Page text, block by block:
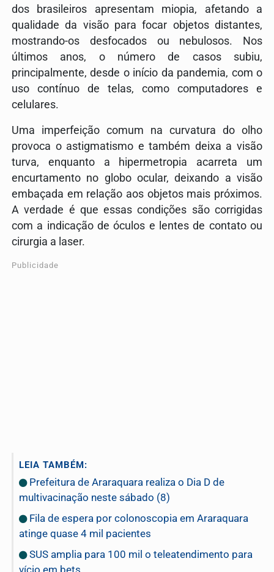
dos brasileiros apresentam miopia, afetando a
qualidade da visão para focar objetos distantes,
mostrando-os desfocados ou nebulosos. Nos
últimos anos, o número de casos subiu,
principalmente, desde o início da pandemia, com o
uso contínuo de telas, como computadores e
celulares.
Uma imperfeição comum na curvatura do olho
provoca o astigmatismo e também deixa a visão
turva, enquanto a hipermetropia acarreta um
encurtamento no globo ocular, deixando a visão
embaçada em relação aos objetos mais próximos.
A verdade é que essas condições são corrigidas
com a indicação de óculos e lentes de contato ou
cirurgia a laser.
Publicidade
LEIA TAMBÉM:
Prefeitura de Araraquara realiza o Dia D de
multivacinação neste sábado (8)
Fila de espera por colonoscopia em Araraquara
atinge quase 4 mil pacientes
SUS amplia para 100 mil o teleatendimento para
vício em bets